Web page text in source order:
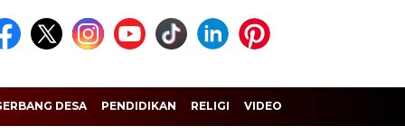
DESA PENDIDIKAN RELIGI VIDEO